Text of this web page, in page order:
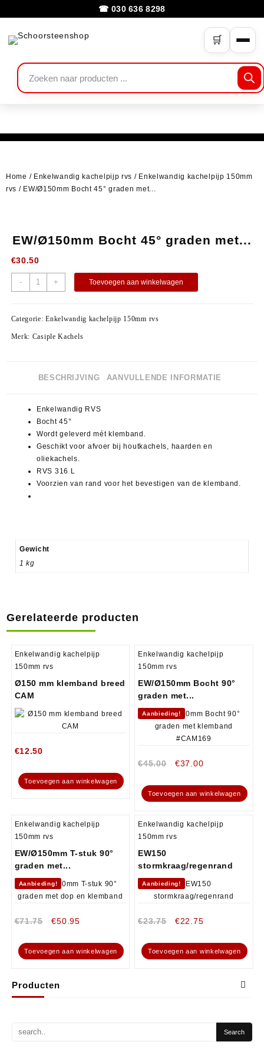
☎ 030 636 8298
🛒
Producten
Home / Enkelwandig kachelpijp rvs / Enkelwandig kachelpijp 150mm
rvs / EW/Ø150mm Bocht 45° graden met...
EW/Ø150mm Bocht 45° graden met...
€30.50
- + Toevoegen aan winkelwagen
Categorie:Enkelwandig kachelpijp 150mm rvs
Merk: Casiple Kachels
BESCHRIJVING AANVULLENDE INFORMATIE
Enkelwandig RVS
Bocht 45°
Wordt geleverd mét klemband.
Geschikt voor afvoer bij houtkachels, haarden en
oliekachels.
RVS 316 L
Voorzien van rand voor het bevestigen van de klemband.
Gewicht
1 kg
Gerelateerde producten
Enkelwandig kachelpijp
150mm rvs
Ø150 mm klemband breed
CAM
€12.50
Toevoegen aan winkelwagen
Enkelwandig kachelpijp
150mm rvs
EW/Ø150mm Bocht 90°
graden met...
Aanbieding!
€45.00 €37.00
Toevoegen aan winkelwagen
Enkelwandig kachelpijp
150mm rvs
EW/Ø150mm T-stuk 90°
graden met...
Aanbieding!
€71.75 €50.95
Toevoegen aan winkelwagen
Enkelwandig kachelpijp
150mm rvs
EW150
stormkraag/regenrand
Aanbieding!
€23.75 €22.75
Toevoegen aan winkelwagen